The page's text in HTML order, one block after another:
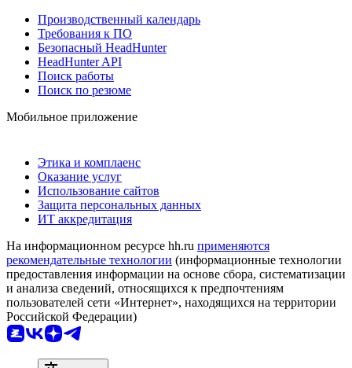
Производственный календарь
Требования к ПО
Безопасный HeadHunter
HeadHunter API
Поиск работы
Поиск по резюме
Мобильное приложение
Этика и комплаенс
Оказание услуг
Использование сайтов
Защита персональных данных
ИТ аккредитация
На информационном ресурсе hh.ru применяются
рекомендательные технологии (информационные технологии
предоставления информации на основе сбора, систематизации
и анализа сведений, относящихся к предпочтениям
пользователей сети «Интернет», находящихся на территории
Российской Федерации)